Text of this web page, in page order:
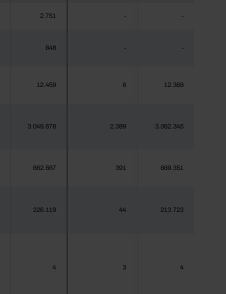
2.751 - -
648 - -
12.459 6 12.369
3.049.678 2.389 3.062.345
662.667 391 669.351
226.119 44 213.723
4 3 4